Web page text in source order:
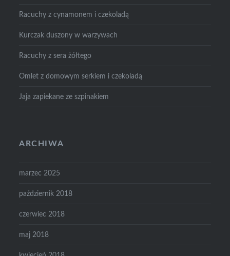
Racuchy z cynamonem i czekoladą
Kurczak duszony w warzywach
Racuchy z sera żółtego
Omlet z domowym serkiem i czekoladą
Jaja zapiekane ze szpinakiem
ARCHIWA
marzec 2025
październik 2018
czerwiec 2018
maj 2018